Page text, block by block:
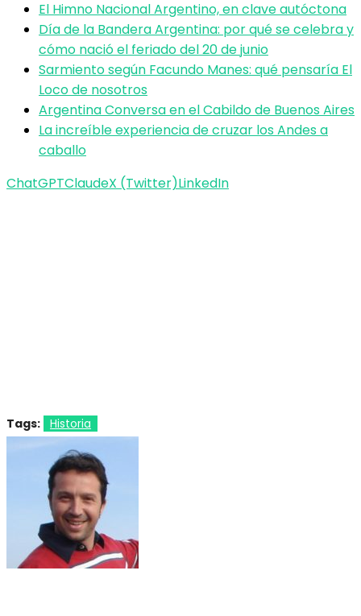
El Himno Nacional Argentino, en clave autóctona
Día de la Bandera Argentina: por qué se celebra y
cómo nació el feriado del 20 de junio
Sarmiento según Facundo Manes: qué pensaría El
Loco de nosotros
Argentina Conversa en el Cabildo de Buenos Aires
La increíble experiencia de cruzar los Andes a
caballo
ChatGPTClaudeX (Twitter)LinkedIn
Tags: Historia